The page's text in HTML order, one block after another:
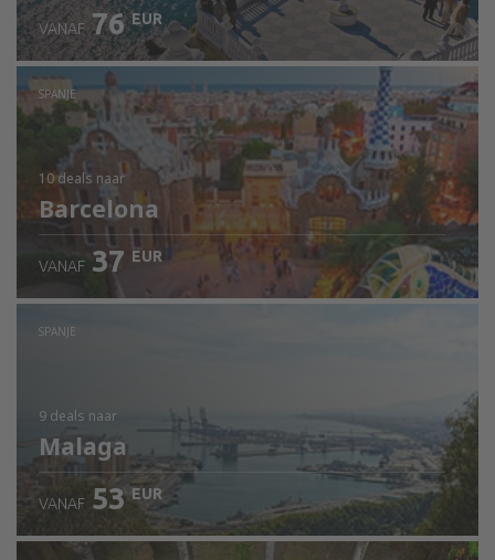
VANAF 76 EUR
SPANJE
10 deals naar
Barcelona
VANAF 37 EUR
SPANJE
9 deals naar
Malaga
VANAF 53 EUR